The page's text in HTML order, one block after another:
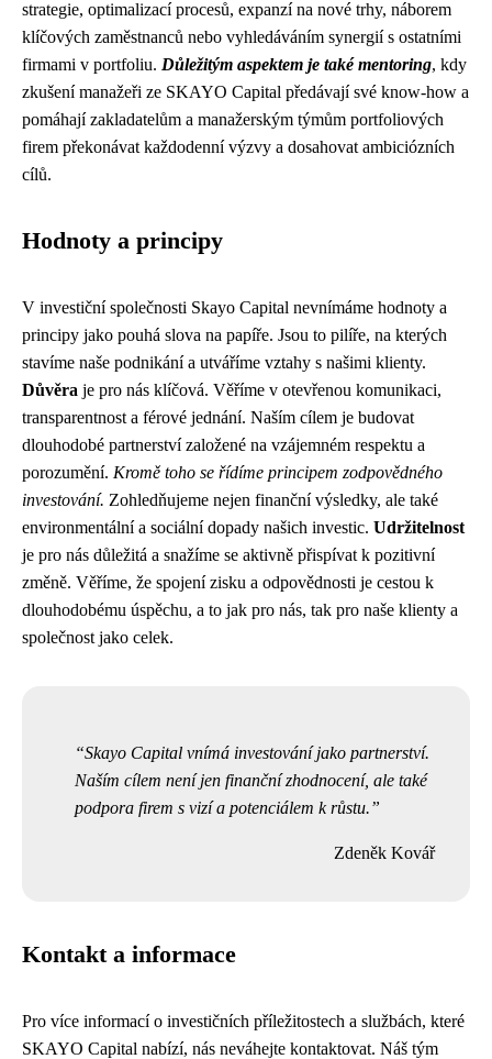
strategie, optimalizací procesů, expanzí na nové trhy, náborem
klíčových zaměstnanců nebo vyhledáváním synergií s ostatními
firmami v portfoliu. Důležitým aspektem je také mentoring, kdy
zkušení manažeři ze SKAYO Capital předávají své know-how a
pomáhají zakladatelům a manažerským týmům portfoliových
firem překonávat každodenní výzvy a dosahovat ambiciózních
cílů.
Hodnoty a principy
V investiční společnosti Skayo Capital nevnímáme hodnoty a
principy jako pouhá slova na papíře. Jsou to pilíře, na kterých
stavíme naše podnikání a utváříme vztahy s našimi klienty.
Důvěra je pro nás klíčová. Věříme v otevřenou komunikaci,
transparentnost a férové jednání. Naším cílem je budovat
dlouhodobé partnerství založené na vzájemném respektu a
porozumění. Kromě toho se řídíme principem zodpovědného
investování. Zohledňujeme nejen finanční výsledky, ale také
environmentální a sociální dopady našich investic. Udržitelnost
je pro nás důležitá a snažíme se aktivně přispívat k pozitivní
změně. Věříme, že spojení zisku a odpovědnosti je cestou k
dlouhodobému úspěchu, a to jak pro nás, tak pro naše klienty a
společnost jako celek.
Skayo Capital vnímá investování jako partnerství.
Naším cílem není jen finanční zhodnocení, ale také
podpora firem s vizí a potenciálem k růstu.
Zdeněk Kovář
Kontakt a informace
Pro více informací o investičních příležitostech a službách, které
SKAYO Capital nabízí, nás neváhejte kontaktovat. Náš tým